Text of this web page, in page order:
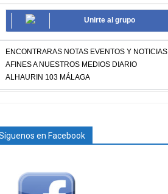
Unirte al grupo
ENCONTRARAS NOTAS EVENTOS Y NOTICIAS
AFINES A NUESTROS MEDIOS DIARIO
ALHAURIN 103 MÁLAGA
en Facebook